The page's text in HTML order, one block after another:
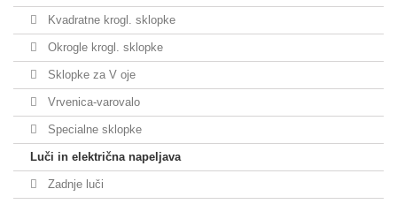
Kvadratne krogl. sklopke
Okrogle krogl. sklopke
Sklopke za V oje
Vrvenica-varovalo
Specialne sklopke
Luči in električna napeljava
Zadnje luči